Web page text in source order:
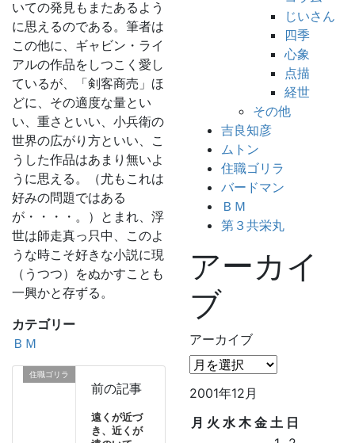
いての発見もまたあるよう
に思えるのである。筆者は
この他に、ギャビン・ライ
アルの作品をしつこく愛し
ているが、「剣客商売」ほ
どに、その適度な量とい
い、重さといい、小兵衛の
世界の広がり方といい、こ
うした作品はあまり無いよ
うに思える。（尤もこれは
好みの問題ではある
が・・・・。）とまれ、浮
世は師走真っ只中、このよ
うな時こそ好きな小説に現
（うつつ）をぬかすことも
一興かと存ずる。
カテゴリー
ＢＭ
住職ゴリラ
前の記事
遠くが近づ
き、近くが
じいさん
四季
心象
点描
経世
その他
吉良知彦
ムトン
住職ゴリラ
バードマン
ＢＭ
第３共栄丸
アーカイ
ブ
アーカイブ
2001年12月
月 火 水 木 金 土 日